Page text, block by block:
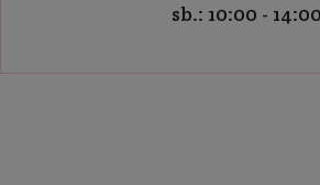
sb.: 10:00 - 14:00